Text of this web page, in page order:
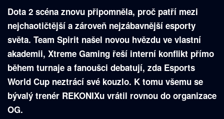
Dota 2 scéna znovu připomněla, proč patří mezi
nejchaotičtější a zároveň nejzábavnější esporty
světa. Team Spirit našel novou hvězdu ve vlastní
akademii, Xtreme Gaming řeší interní konflikt přímo
během turnaje a fanoušci debatují, zda Esports
World Cup neztrácí své kouzlo. K tomu všemu se
bývalý trenér REKONIXu vrátil rovnou do organizace
OG.